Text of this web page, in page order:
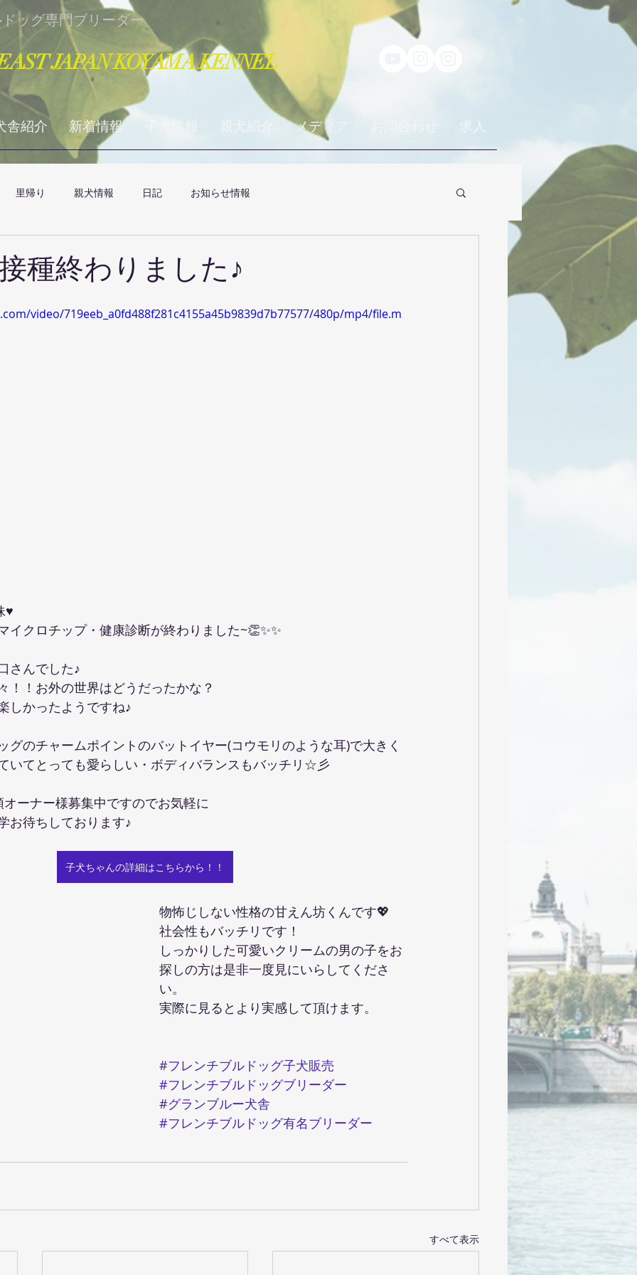
ッグ専門ブリーダー
JAPAN KOYAMA KENNEL
舎紹介 新着情報 子犬情報 親犬紹介 メディア 求人
里帰り 親犬情報 日記 お知らせ情報
種終わりました♪
video/719eeb_a0fd488f281c4155a45b9839d7b77577/480p/mp4/file.m
♥
イクロチップ・健康診断が終わりました~👏✨✨
さんでした♪
！！お外の世界はどうだったかな？
しかったようですね♪
グのチャームポイントのバットイヤー(コウモリのような耳)で大きく
いてとっても愛らしい・ボディバランスもバッチリ☆彡
ーナー様募集中ですのでお気軽に
お待ちしております♪
子犬ちゃんの詳細はこちらから！！
物怖じしない性格の甘えん坊くんです💖
社会性もバッチリです！
しっかりした可愛いクリームの男の子をお
探しの方は是非一度見にいらしてくださ
い。
実際に見るとより実感して頂けます。
#フレンチブルドッグ子犬販売
#フレンチブルドッグブリーダー
#グランブルー犬舎
#フレンチブルドッグ有名ブリーダー
すべて表示